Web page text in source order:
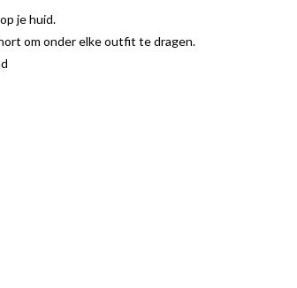
je huid.
om onder elke outfit te dragen.